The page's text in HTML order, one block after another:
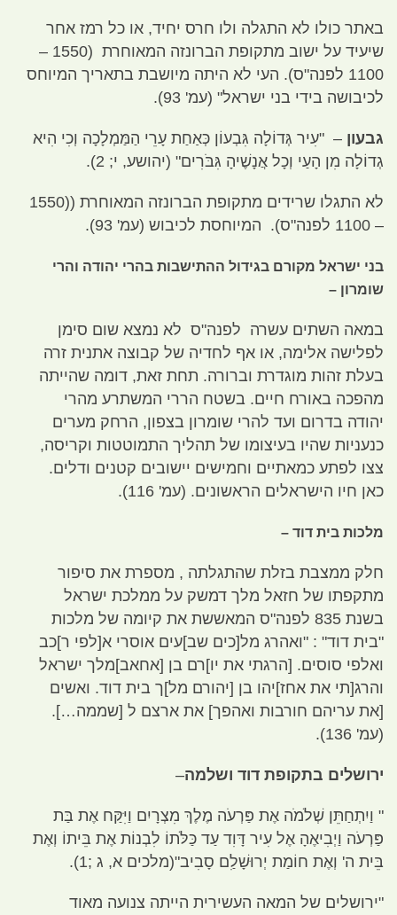
באתר כולו לא התגלה ולו חרס יחיד, או כל רמז אחר
שיעיד על ישוב מתקופת הברונזה המאוחרת
(1550 –
1100 לפנה"ס). העי לא היתה מיושבת בתאריך המיוחס
לכיבושה בידי בני ישראל" (עמ' 93).
גבעון –
"עִיר גְּדוֹלָה גִּבְעוֹן כְּאַחַת עָרֵי הַמַּמְלָכָה וְכִי הִיא
גְדוֹלָה מִן הָעַי וְכָל אֲנָשֶׁיהָ גִּבֹּרִים" (יהושע, י; 2).
לא התגלו שרידים מתקופת הברונזה המאוחרת
((1550
– 1100
לפנה"ס). המיוחסת לכיבוש (עמ' 93).
בני ישראל מקורם בגידול ההתישבות בהרי יהודה והרי
שומרון –
במאה השתים עשרה לפנה"ס לא נמצא שום סימן
לפלישה אלימה, או אף לחדיה של קבוצה אתנית זרה
בעלת זהות מוגדרת וברורה. תחת זאת, דומה שהייתה
מהפכה באורח חיים. בשטח הררי המשתרע מהרי
יהודה בדרום ועד להרי שומרון בצפון, הרחק מערים
כנעניות שהיו בעיצומו של תהליך התמוטטות וקריסה,
צצו לפתע כמאתיים וחמישים יישובים קטנים ודלים.
כאן חיו הישראלים הראשונים. (עמ' 116).
מלכות בית דוד –
חלק ממצבת בזלת שהתגלתה , מספרת את סיפור
מתקפתו של חזאל מלך דמשק על ממלכת ישראל
בשנת 835 לפנה"ס המאששת את קיומה של מלכות
"בית דוד" : "ואהרג מל[כים שב]עים אוסרי א[לפי ר]כב
ואלפי סוסים. [הרגתי את יו]רם בן [אחאב]מלך ישראל
והרג[תי את אחז]יהו בן [יהורם מל]ך בית דוד. ואשים
[את עריהם חורבות ואהפך] את ארצם ל [שממה…].
(עמ' 136).
ירושלים בתקופת דוד ושלמה–
" וַיִתְחַתֵּן שְׁלֹמֹה אֶת פַּרְעֹה מֶלֶךְ מִצְרָיִם וַיִּקַּח אֶת בַּת
פַּרְעֹה וַיְבִיאֶהָ אֶל עִיר דָּוִד עַד כַּלֹּתוֹ לִבְנוֹת אֶת בֵּיתוֹ וְאֶת
בֵּית ה' וְאֶת חוֹמַת יְרוּשָׁלִַם סָבִיב"(מלכים א, ג ;1).
"ירושלים של המאה העשירית הייתה צנועה מאוד